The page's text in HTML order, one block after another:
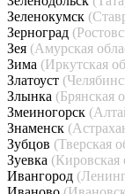
Зеленокумск
Зерноград
Зея (Амурская
Зима (Иркутская
Златоуст
Злынка (Брянская
Змеиногорск
Знаменск
Зубцов (Тверская
Зуевка (Кировская
Ивангород